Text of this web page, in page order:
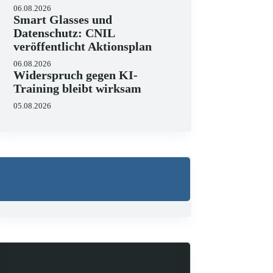
06.08.2026
Smart Glasses und
Datenschutz: CNIL
veröffentlicht Aktionsplan
06.08.2026
Widerspruch gegen KI-
Training bleibt wirksam
05.08.2026